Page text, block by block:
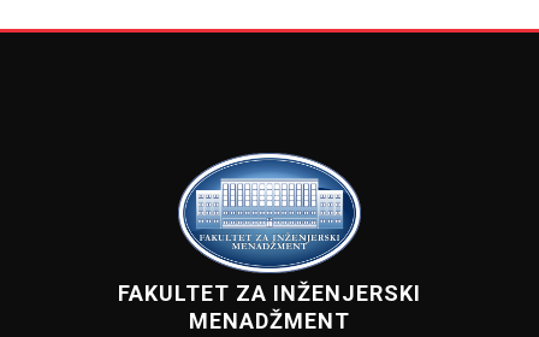
FAKULTET ZA INŽENJERSKI
MENADŽMENT